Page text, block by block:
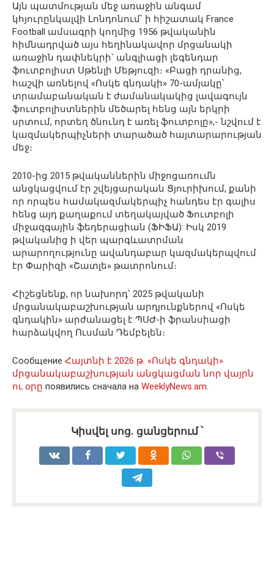
Այն պատմության մեջ առաջին անգամ
կհյուրընկալվի Լոնդոնում՝ ի հիշատակ France
Football ամսագրի կողմից 1956 թվականին
հիմնադրված այս հեղինակավոր մրցանակի
առաջին դափնեկրի՝ անգլիացի լեգենդար
ֆուտբոլիստ Սթենլի Մեթյուզի։ «Բացի դրանից,
հաշվի առնելով «Ոսկե գնդակի» 70-ամյակը՝
տրամաբանական է ժամանակակից լավագույն
ֆուտբոլիստներին մեծարել հենց այն երկրի
սրտում, որտեղ ծնունդ է առել ֆուտբոլը»,- նշվում է
կազմակերպիչների տարածած հայտարարության
մեջ։
2010-ից 2015 թվականներին միջոցառումն
անցկացվում էր շվեյցարական Ցյուրիխում, քանի
որ որպես համակազմակերպիչ հանդես էր գալիս
հենց այդ քաղաքում տեղակայված Ֆուտբոլի
միջազգային ֆեդերացիան (ՖԻՖԱ): Իսկ 2019
թվականից ի վեր պարգևատրման
արարողությունը ավանդաբար կազմակերպվում
էր Փարիզի «Շատլե» թատրոնում։
Հիշեցնենք, որ նախորդ՝ 2025 թվականի
մրցանակաբաշխության արդյունքներով «Ոսկե
գնդակին» արժանացել է ՊՍԺ-ի ֆրանսիացի
հարձակվող Ուսման Դեմբելեն։
Сообщение Հայտնի է 2026 թ. «Ոսկե գնդակի»
մրցանակաբաշխության անցկացման նոր վայրն
ու օրը появились сначала на WeeklyNews.am.
Կիսվել սոց․ ցանցերում ՝